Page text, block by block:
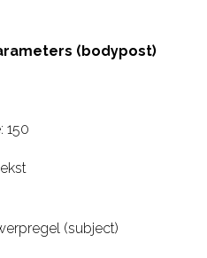
(bodypost)
150
(subject)